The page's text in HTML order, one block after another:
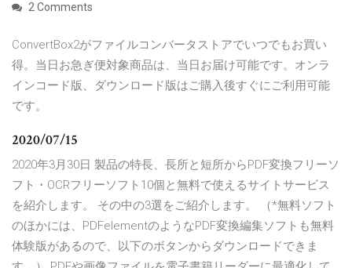
2 Comments
ConvertBox2がファイルコンバータストアでいつでもお買い
得。当日お急ぎ便対象商品は、当日お届け可能です。オンラ
インコード版、ダウンロード版はご購入後すぐにご利用可能
です。
2020/07/15
2020年3月30日 製品の特長、長所と短所からPDF変換フリーソ
フト・OCRフリーソフト10個と無料で使えるサイトサービス
を紹介します。 その中の3選をご紹介します。 （*無料ソフト
のほかには、PDFelementのようなPDF変換編集ソフトも無料
体験版があるので、以下のボタンからダウンロードできま